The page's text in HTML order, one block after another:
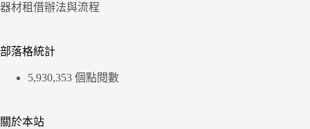
器材租借辦法與流程
部落格統計
5,930,353 個點閱數
關於本站